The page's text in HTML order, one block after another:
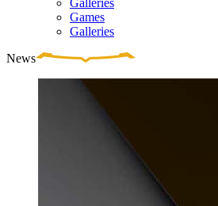
Galleries
Games
Galleries
News